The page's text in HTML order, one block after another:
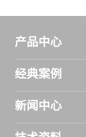
产品中心
经典案例
新闻中心